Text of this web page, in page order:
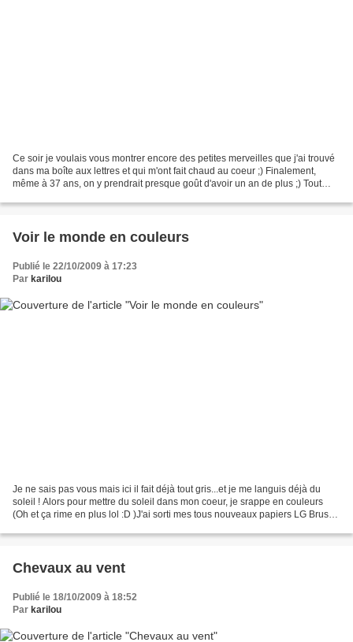
Ce soir je voulais vous montrer encore des petites merveilles que j'ai trouvé
dans ma boîte aux lettres et qui m'ont fait chaud au coeur ;) Finalement,
même à 37 ans, on y prendrait presque goût d'avoir un an de plus ;) Tout
Voir le monde en couleurs
Publié le 22/10/2009 à 17:23
Par karilou
Je ne sais pas vous mais ici il fait déjà tout gris...et je me languis déjà du
soleil ! Alors pour mettre du soleil dans mon coeur, je srappe en couleurs
(Oh et ça rime en plus lol :D )J'ai sorti mes tous nouveaux papiers LG Brush
Chevaux au vent
Publié le 18/10/2009 à 18:52
Par karilou